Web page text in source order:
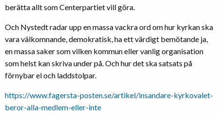
berätta allt som Centerpartiet vill göra.
Och Nystedt radar upp en massa vackra ord om hur kyrkan ska
vara välkomnande, demokratisk, ha ett värdigt bemötande ja,
en massa saker som vilken kommun eller vanlig organisation
som helst kan skriva under på. Och hur det ska satsats på
förnybar el och laddstolpar.
https://www.fagersta-posten.se/artikel/insandare-kyrkovalet-
beror-alla-medlem-eller-inte